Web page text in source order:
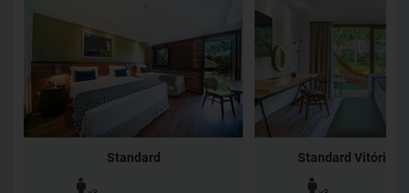
Standard Standard Vitória-